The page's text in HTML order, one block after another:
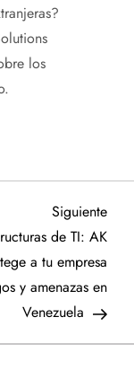
los
Siguiente
de TI: AK
a tu empresa
y amenazas en
Venezuela